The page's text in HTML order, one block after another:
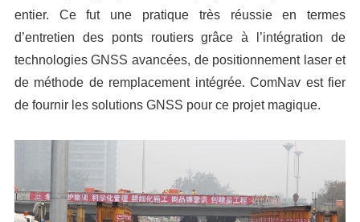
entier. Ce fut une pratique très réussie en termes
d’entretien des ponts routiers grâce à l’intégration de
technologies GNSS avancées, de positionnement laser et
de méthode de remplacement intégrée. ComNav est fier
de fournir les solutions GNSS pour ce projet magique.